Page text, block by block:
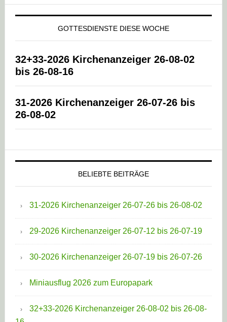
GOTTESDIENSTE DIESE WOCHE
32+33-2026 Kirchenanzeiger 26-08-02
bis 26-08-16
31-2026 Kirchenanzeiger 26-07-26 bis
26-08-02
BELIEBTE BEITRÄGE
31-2026 Kirchenanzeiger 26-07-26 bis 26-08-02
29-2026 Kirchenanzeiger 26-07-12 bis 26-07-19
30-2026 Kirchenanzeiger 26-07-19 bis 26-07-26
Miniausflug 2026 zum Europapark
32+33-2026 Kirchenanzeiger 26-08-02 bis 26-08-